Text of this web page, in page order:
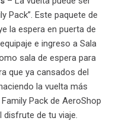
Pack”. Este paquete de
la espera en puerta de
e ingreso a Sala
sala de espera para
que ya cansados del
la vuelta más
Pack de AeroShop
disfrute de tu viaje.